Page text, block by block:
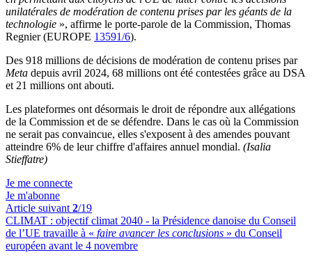
unilatérales de modération de contenu prises par les géants de la
technologie », affirme le porte-parole de la Commission, Thomas
Regnier (EUROPE 13591/6).
Des 918 millions de décisions de modération de contenu prises par
Meta depuis avril 2024, 68 millions ont été contestées grâce au DSA
et 21 millions ont abouti.
Les plateformes ont désormais le droit de répondre aux allégations
de la Commission et de se défendre. Dans le cas où la Commission
ne serait pas convaincue, elles s'exposent à des amendes pouvant
atteindre 6% de leur chiffre d'affaires annuel mondial. (Isalia
Stieffatre)
Je me connecte
Je m'abonne
Article suivant 2/19
CLIMAT : objectif climat 2040 - la Présidence danoise du Conseil
de l’UE travaille à « faire avancer les conclusions » du Conseil
européen avant le 4 novembre